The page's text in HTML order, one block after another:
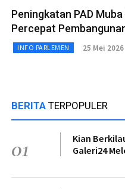
Peningkatan PAD
Percepat
INFO PARLEMEN 25 Mei 2026
BERITA TERPOPULER
01
Kian
Galeri24